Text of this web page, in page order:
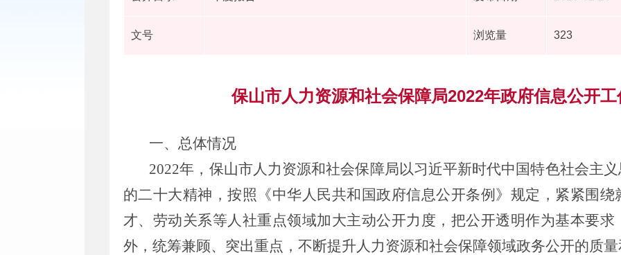
文号 浏览量 323
保山市人力资源和社会保障局2022年政府信息公开
一、总体情况
2022年，保山市人力资源和社会保障局以习近平新时代中国特色社会主
的二十大精神，按照《中华人民共和国政府信息公开条例》规定，紧紧围
才、劳动关系等人社重点领域加大主动公开力度，把公开透明作为基本要
外，统筹兼顾、突出重点，不断提升人力资源和社会保障领域政务公开的质